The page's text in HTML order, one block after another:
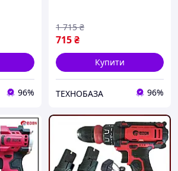
96%
715₴
1 715 ₴
Купити
ТЕХНОБАЗА 96%